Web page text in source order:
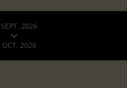
2026
OCT. 2026